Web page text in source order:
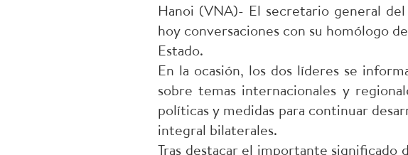
Hanoi (VNA)- El secretario general
hoy conversaciones con su homólogo
Estado.
En la ocasión, los dos líderes se
sobre temas internacionales y
políticas y medidas para continuar
integral bilaterales.
Tras destacar el importante